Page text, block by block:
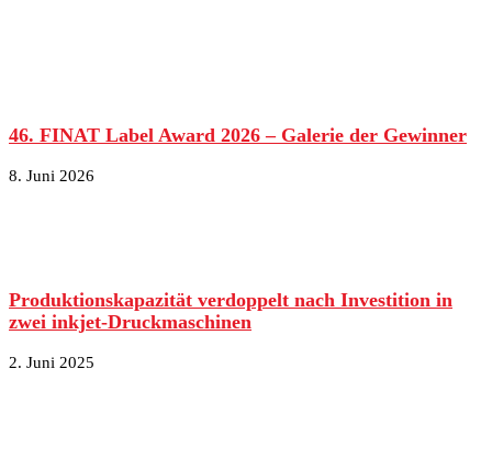
46. FINAT Label Award 2026 – Galerie der Gewinner
8. Juni 2026
Produktionskapazität verdoppelt nach Investition in
zwei inkjet-Druckmaschinen
2. Juni 2025